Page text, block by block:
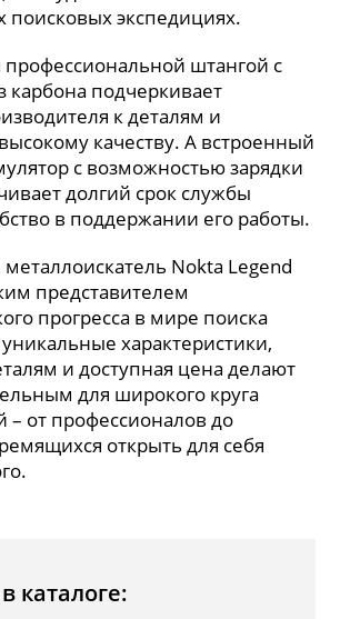
поисковых экспедициях.
штангой с
карбона подчеркивает
к деталям и
качеству. А встроенный
с возможностью зарядки
долгий срок службы
в поддержании его работы.
Nokta Legend
представителем
прогресса в мире поиска
характеристики,
и доступная цена делают
для широкого круга
– от профессионалов до
открыть для себя
каталоге: